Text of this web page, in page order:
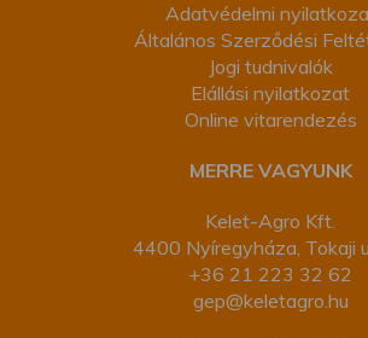
Adatvédelmi
Általános Szerződési
Jogi tudnivalók
Elállási nyilatkozat
Online vitarendezés
MERRE VAGYUNK
Kelet-Agro Kft.
4400 Nyíregyháza, Tokaji
+36 21 223 32 62
gep@keletagro.hu